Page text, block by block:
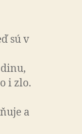
sú v
i zlo.
a